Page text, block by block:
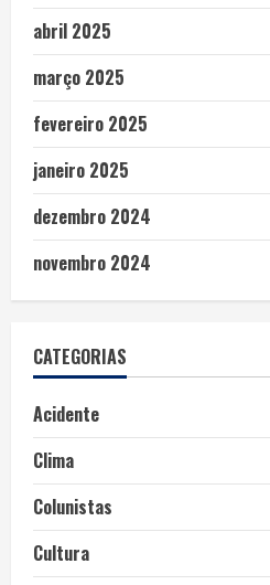
abril 2025
março 2025
fevereiro 2025
janeiro 2025
dezembro 2024
novembro 2024
CATEGORIAS
Acidente
Clima
Colunistas
Cultura